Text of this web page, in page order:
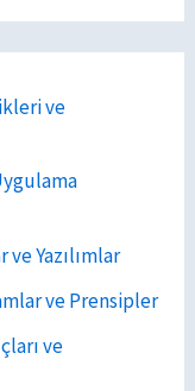
ve
Yazılımlar
ve Prensipler
ve